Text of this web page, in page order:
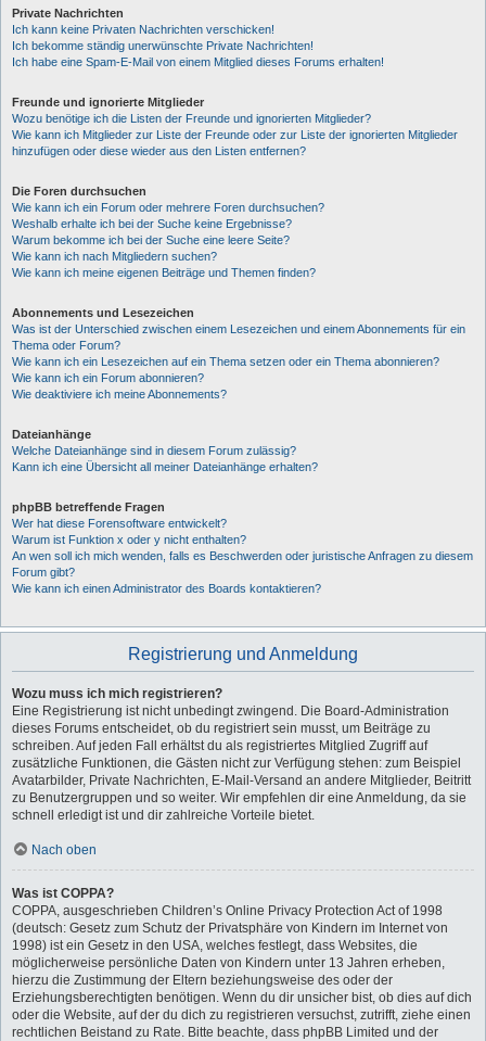
Private Nachrichten
Ich kann keine Privaten Nachrichten verschicken!
Ich bekomme ständig unerwünschte Private Nachrichten!
Ich habe eine Spam-E-Mail von einem Mitglied dieses Forums erhalten!
Freunde und ignorierte Mitglieder
Wozu benötige ich die Listen der Freunde und ignorierten Mitglieder?
Wie kann ich Mitglieder zur Liste der Freunde oder zur Liste der ignorierten Mitglieder
hinzufügen oder diese wieder aus den Listen entfernen?
Die Foren durchsuchen
Wie kann ich ein Forum oder mehrere Foren durchsuchen?
Weshalb erhalte ich bei der Suche keine Ergebnisse?
Warum bekomme ich bei der Suche eine leere Seite?
Wie kann ich nach Mitgliedern suchen?
Wie kann ich meine eigenen Beiträge und Themen finden?
Abonnements und Lesezeichen
Was ist der Unterschied zwischen einem Lesezeichen und einem Abonnements für ein
Thema oder Forum?
Wie kann ich ein Lesezeichen auf ein Thema setzen oder ein Thema abonnieren?
Wie kann ich ein Forum abonnieren?
Wie deaktiviere ich meine Abonnements?
Dateianhänge
Welche Dateianhänge sind in diesem Forum zulässig?
Kann ich eine Übersicht all meiner Dateianhänge erhalten?
phpBB betreffende Fragen
Wer hat diese Forensoftware entwickelt?
Warum ist Funktion x oder y nicht enthalten?
An wen soll ich mich wenden, falls es Beschwerden oder juristische Anfragen zu diesem
Forum gibt?
Wie kann ich einen Administrator des Boards kontaktieren?
Registrierung und Anmeldung
Wozu muss ich mich registrieren?
Eine Registrierung ist nicht unbedingt zwingend. Die Board-Administration
dieses Forums entscheidet, ob du registriert sein musst, um Beiträge zu
schreiben. Auf jeden Fall erhältst du als registriertes Mitglied Zugriff auf
zusätzliche Funktionen, die Gästen nicht zur Verfügung stehen: zum Beispiel
Avatarbilder, Private Nachrichten, E-Mail-Versand an andere Mitglieder, Beitritt
zu Benutzergruppen und so weiter. Wir empfehlen dir eine Anmeldung, da sie
schnell erledigt ist und dir zahlreiche Vorteile bietet.
Nach oben
Was ist COPPA?
COPPA, ausgeschrieben Children’s Online Privacy Protection Act of 1998
(deutsch: Gesetz zum Schutz der Privatsphäre von Kindern im Internet von
1998) ist ein Gesetz in den USA, welches festlegt, dass Websites, die
möglicherweise persönliche Daten von Kindern unter 13 Jahren erheben,
hierzu die Zustimmung der Eltern beziehungsweise des oder der
Erziehungsberechtigten benötigen. Wenn du dir unsicher bist, ob dies auf dich
oder die Website, auf der du dich zu registrieren versuchst, zutrifft, ziehe einen
rechtlichen Beistand zu Rate. Bitte beachte, dass phpBB Limited und der